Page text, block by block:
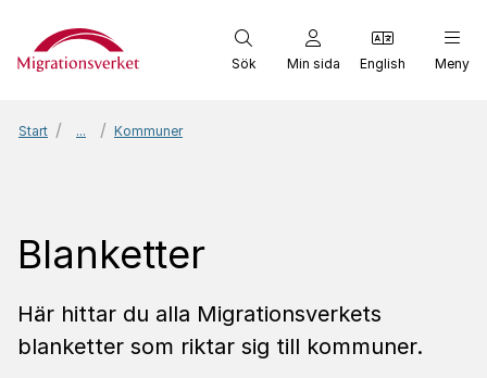
Start
Sök Min sida English Meny
Start ... Kommuner
Blanketter
Här hittar du alla Migrationsverkets
blanketter som riktar sig till kommuner.